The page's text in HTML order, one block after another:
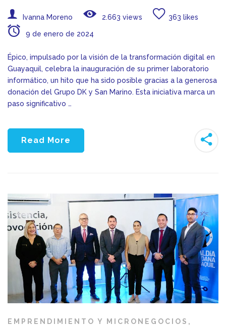
Ivanna Moreno 2.663 views 363 likes
9 de enero de 2024
Épico, impulsado por la visión de la transformación digital en
Guayaquil, celebra la inauguración de su primer laboratorio
informático, un hito que ha sido posible gracias a la generosa
donación del Grupo DK y San Marino. Esta iniciativa marca un
paso significativo …
Read More
EMPRENDIMIENTO Y MICRONEGOCIOS ,